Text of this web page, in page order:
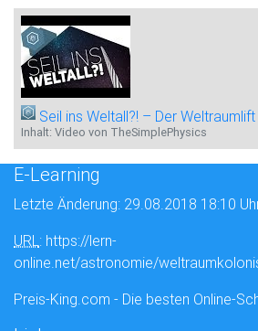
Seil ins Weltall?! – Der Weltraumlift
Inhalt: Video von TheSimplePhysics
E-Learning
Letzte Änderung: 29.08.2018 18:10
URL: https://lern-
online.net/astronomie/
Preis-King.com - Die besten Online-